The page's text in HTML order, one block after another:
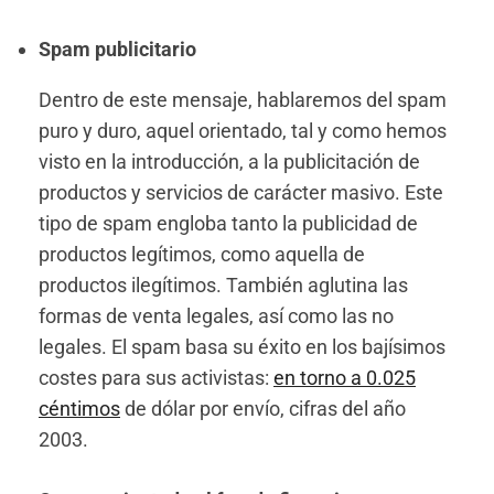
Spam publicitario
Dentro de este mensaje, hablaremos del spam
puro y duro, aquel orientado, tal y como hemos
visto en la introducción, a la publicitación de
productos y servicios de carácter masivo. Este
tipo de spam engloba tanto la publicidad de
productos legítimos, como aquella de
productos ilegítimos. También aglutina las
formas de venta legales, así como las no
legales. El spam basa su éxito en los bajísimos
costes para sus activistas: en torno a 0.025
céntimosde dólar por envío, cifras del año
2003.